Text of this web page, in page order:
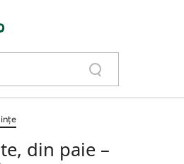
din paie –